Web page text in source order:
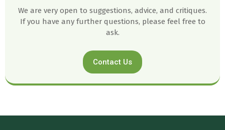
We are very open to suggestions, advice, and critiques.
If you have any further questions, please feel free to
ask.
Contact Us